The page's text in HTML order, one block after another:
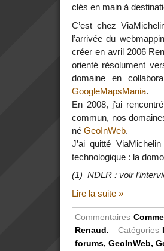
clés en main à
C’est chez
l’arrivée du
créer en avril 2006
orienté résolument
domaine en
GoogleMapsMania.
En 2008, j’ai
commun, nos
né GeoInWeb.
J’ai quitté
technologique : la
(1) NDLR : voir
Lire la suite »
Commentaires
Renaud.
Catégories
forums, GeoInWeb,